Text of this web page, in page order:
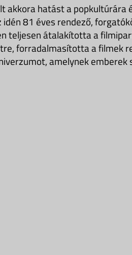
akkora hatást a
idén 81 éves rendező,
teljesen átalakította a
forradalmasította a filmek
amelynek emberek